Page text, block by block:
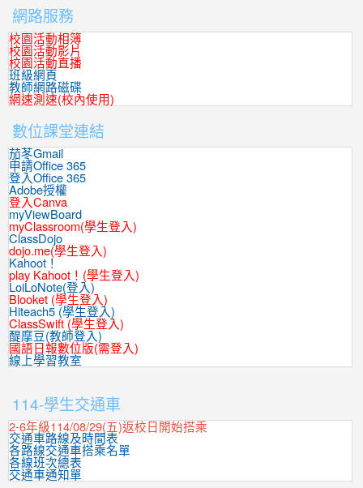
網路服務
校園活動相簿
校園活動影片
校園活動直播
班級網頁
教師網路磁碟
網速測速(校內使用)
數位課堂連結
茄苳Gmail
申請Office 365
登入Office 365
Adobe授權
登入Canva
myViewBoard
myClassroom(學生登入)
ClassDojo
dojo.me(學生登入)
Kahoot！
play Kahoot！(學生登入)
LoiLoNote(登入)
Blooket (學生登入)
Hiteach5 (學生登入)
ClassSwift (學生登入)
醍摩豆(教師登入)
國語日報數位版(需登入)
線上學習教室
114-學生交通車
2-6年級114/08/29(五)返校日開始搭乘
交通車路線及時間表
各路線交通車搭乘名單
各線班次總表
交通車通知單